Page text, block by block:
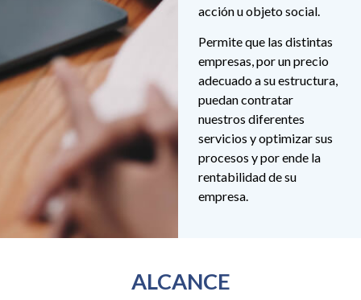
acción u objeto social.
Permite que las distintas
empresas, por un precio
adecuado a su estructura,
puedan contratar
nuestros diferentes
servicios y optimizar sus
procesos y por ende la
rentabilidad de su
empresa.
ALCANCE